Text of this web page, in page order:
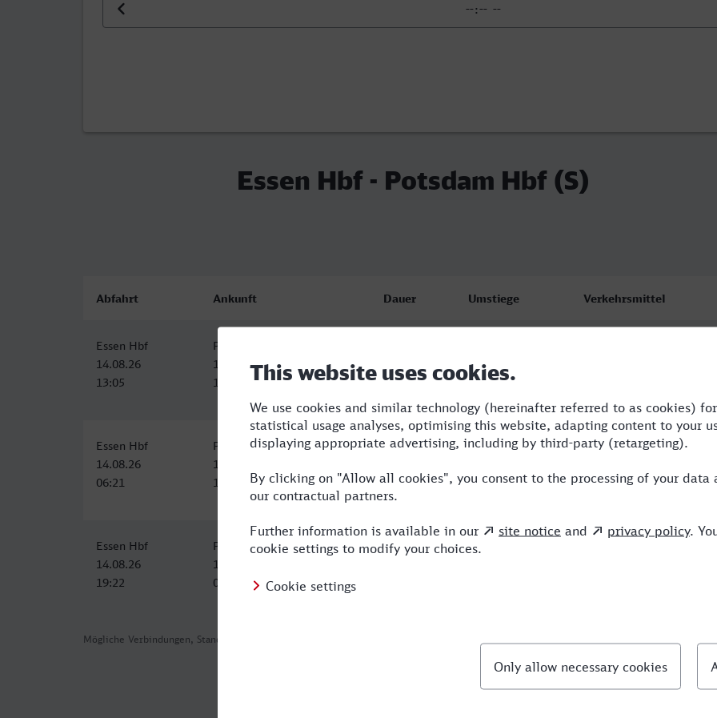
Essen Hbf - Potsdam Hbf (S)
Mögliche Verbindungen, Stand: 2026-07-31 02:28
Abfahrt Ankunft Dauer Umstiege Verkehrsmittel
Essen Hbf
14.08.26
13:05
Potsdam Hbf (S)
14.08.26
18:02
Essen Hbf
14.08.26
06:21
Potsdam Hbf
14.08.26
12:23
6:02 1 RB,ICE
Essen Hbf
14.08.26
19:22
Potsdam Hbf
15.08.26
02:09
6:47 2